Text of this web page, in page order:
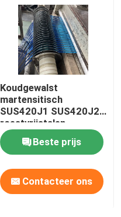
Koudgewalst
martensitisch
SUS420J1 SUS420J2
roestvrijstalen
spoelband 0,3-3 mm
Beste prijs
Contacteer ons